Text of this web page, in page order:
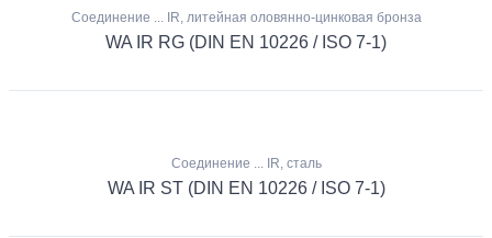
Соединение ... IR, литейная оловянно-цинковая бронза
WA IR RG (DIN EN 10226 / ISO 7-1)
Соединение ... IR, сталь
WA IR ST (DIN EN 10226 / ISO 7-1)